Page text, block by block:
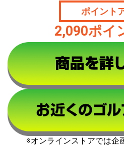
ポイント
2,090ポイ
※オンラインストアでは企